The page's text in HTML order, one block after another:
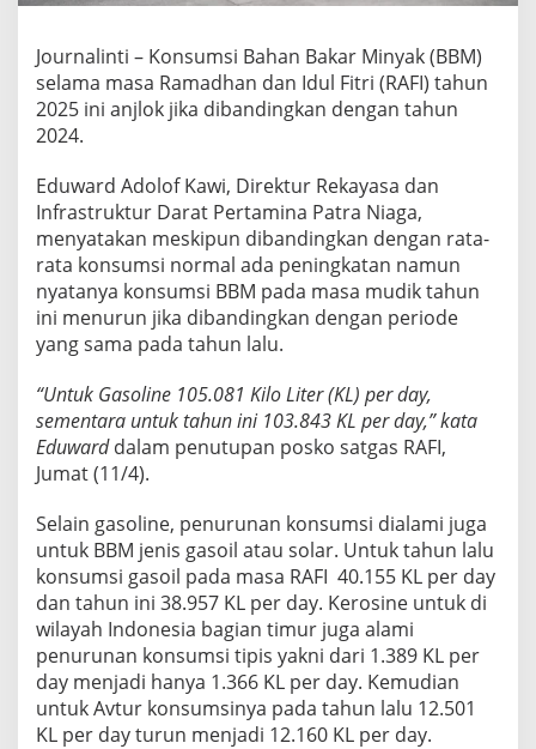
d
u
r
i
2
0
2
5
A
n
l
o
k
Journalinti – Konsumsi Bahan Bakar Minyak (BBM)
selama masa Ramadhan dan Idul Fitri (RAFI) tahun
2025 ini anjlok jika dibandingkan dengan tahun
2024.
Eduward Adolof Kawi, Direktur Rekayasa dan
Infrastruktur Darat Pertamina Patra Niaga,
menyatakan meskipun dibandingkan dengan rata-
rata konsumsi normal ada peningkatan namun
nyatanya konsumsi BBM pada masa mudik tahun
ini menurun jika dibandingkan dengan periode
yang sama pada tahun lalu.
“Untuk Gasoline 105.081 Kilo Liter (KL) per day,
sementara untuk tahun ini 103.843 KL per day,” kata
Eduwarddalam penutupan posko satgas RAFI,
Jumat (11/4).
Selain gasoline, penurunan konsumsi dialami juga
untuk BBM jenis gasoil atau solar. Untuk tahun lalu
konsumsi gasoil pada masa RAFI 40.155 KL per day
dan tahun ini 38.957 KL per day. Kerosine untuk di
wilayah Indonesia bagian timur juga alami
penurunan konsumsi tipis yakni dari 1.389 KL per
day menjadi hanya 1.366 KL per day. Kemudian
untuk Avtur konsumsinya pada tahun lalu 12.501
KL per day turun menjadi 12.160 KL per day.